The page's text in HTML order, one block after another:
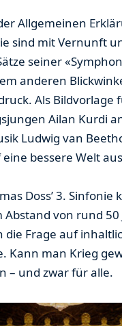
Allgemeinen
sind mit Vernunft
seiner
anderen
Als Bildvorlage
Ailan Kurdi
Ludwig van
bessere Welt
Doss’ 3.
von rund
Frage auf
Kann man Krieg
– und zwar für alle.